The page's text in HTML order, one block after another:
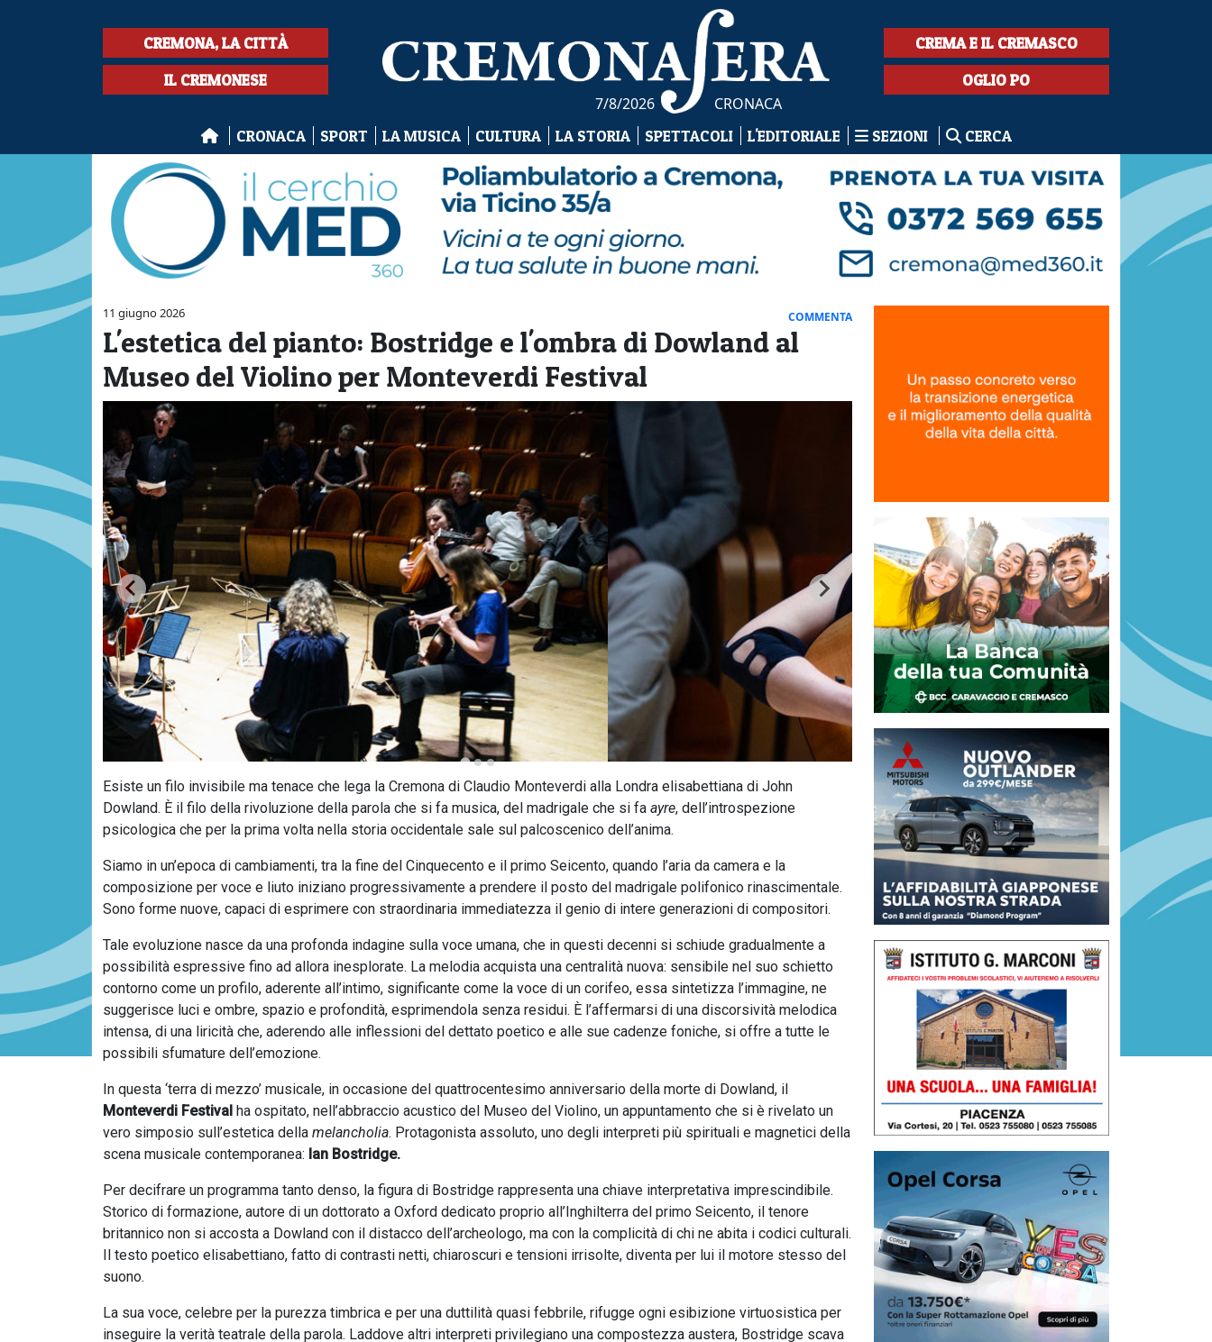
CREMONA, LA CITTÀ
IL CREMONESE
7/8/2026 CRONACA
CREMA E IL CREMASCO
OGLIO PO
CRONACA SPORT LA MUSICA CULTURA LA STORIA SPETTACOLI L'EDITORIALE SEZIONI CERCA
11 giugno 2026 COMMENTA
L'estetica del pianto: Bostridge e l'ombra di Dowland al
Museo del Violino per Monteverdi Festival
Esiste un filo invisibile ma tenace che lega la Cremona di Claudio Monteverdi alla Londra elisabettiana di John
Dowland. È il filo della rivoluzione della parola che si fa musica, del madrigale che si fa ayre, dell’introspezione
psicologica che per la prima volta nella storia occidentale sale sul palcoscenico dell’anima.
Siamo in un’epoca di cambiamenti, tra la fine del Cinquecento e il primo Seicento, quando l’aria da camera e la
composizione per voce e liuto iniziano progressivamente a prendere il posto del madrigale polifonico rinascimentale.
Sono forme nuove, capaci di esprimere con straordinaria immediatezza il genio di intere generazioni di compositori.
Tale evoluzione nasce da una profonda indagine sulla voce umana, che in questi decenni si schiude gradualmente a
possibilità espressive fino ad allora inesplorate. La melodia acquista una centralità nuova: sensibile nel suo schietto
contorno come un profilo, aderente all’intimo, significante come la voce di un corifeo, essa sintetizza l’immagine, ne
suggerisce luci e ombre, spazio e profondità, esprimendola senza residui. È l’affermarsi di una discorsività melodica
intensa, di una liricità che, aderendo alle inflessioni del dettato poetico e alle sue cadenze foniche, si offre a tutte le
possibili sfumature dell’emozione.
In questa ‘terra di mezzo’ musicale, in occasione del quattrocentesimo anniversario della morte di Dowland, il
Monteverdi Festival ha ospitato, nell’abbraccio acustico del Museo del Violino, un appuntamento che si è rivelato un
vero simposio sull’estetica della melancholia. Protagonista assoluto, uno degli interpreti più spirituali e magnetici della
scena musicale contemporanea: Ian Bostridge.
Per decifrare un programma tanto denso, la figura di Bostridge rappresenta una chiave interpretativa imprescindibile.
Storico di formazione, autore di un dottorato a Oxford dedicato proprio all’Inghilterra del primo Seicento, il tenore
britannico non si accosta a Dowland con il distacco dell’archeologo, ma con la complicità di chi ne abita i codici culturali.
Il testo poetico elisabettiano, fatto di contrasti netti, chiaroscuri e tensioni irrisolte, diventa per lui il motore stesso del
suono.
La sua voce, celebre per la purezza timbrica e per una duttilità quasi febbrile, rifugge ogni esibizione virtuosistica per
inseguire la verità teatrale della parola. Laddove altri interpreti privilegiano una compostezza austera, Bostridge scava